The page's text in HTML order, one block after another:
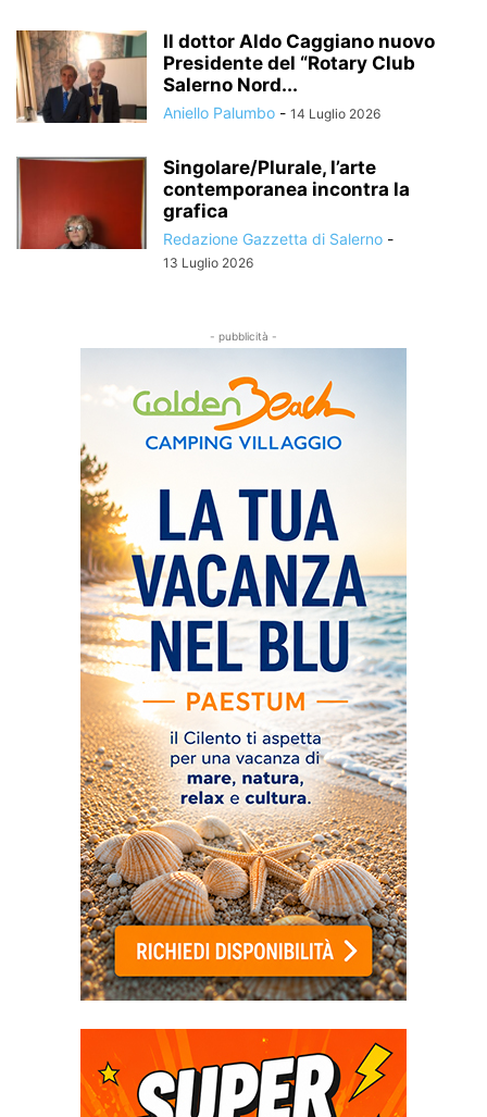
Il dottor Aldo Caggiano nuovo
Presidente del “Rotary Club
Salerno Nord...
Aniello Palumbo - 14 Luglio 2026
Singolare/Plurale, l’arte
contemporanea incontra la
grafica
Redazione Gazzetta di Salerno -
13 Luglio 2026
- pubblicità -